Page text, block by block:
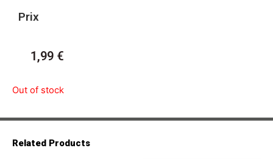
Prix
1,99 €
Out of stock
Related Products